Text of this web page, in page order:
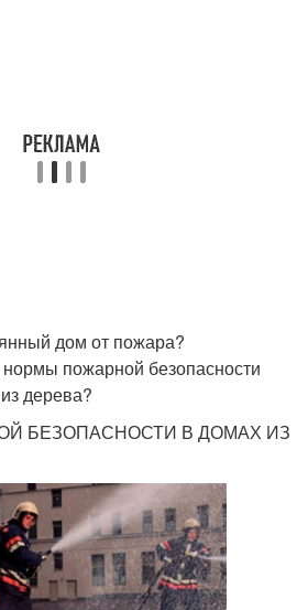
дом от пожара?
пожарной безопасности
дерева?
БЕЗОПАСНОСТИ В ДОМАХ ИЗ